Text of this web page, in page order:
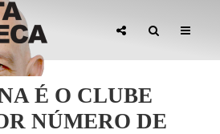
É O CLUBE
NÚMERO DE